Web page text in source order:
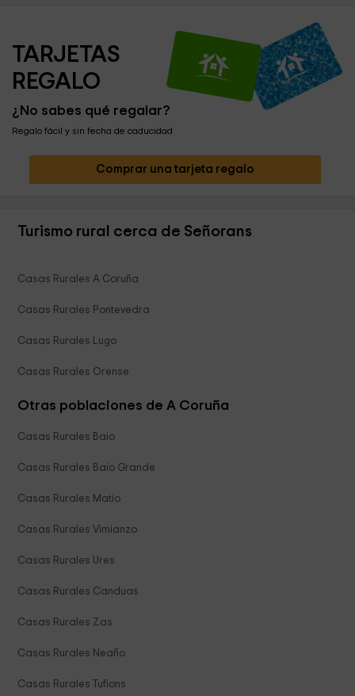
TARJETAS
REGALO
¿No sabes qué regalar?
Regalo fácil y sin fecha de caducidad
Comprar una tarjeta regalo
Turismo rural cerca de Señorans
Casas Rurales A Coruña
Casas Rurales Pontevedra
Casas Rurales Lugo
Casas Rurales Orense
Otras poblaciones de A Coruña
Casas Rurales Baio
Casas Rurales Baio Grande
Casas Rurales Matio
Casas Rurales Vimianzo
Casas Rurales Ures
Casas Rurales Canduas
Casas Rurales Zas
Casas Rurales Neaño
Casas Rurales Tufions